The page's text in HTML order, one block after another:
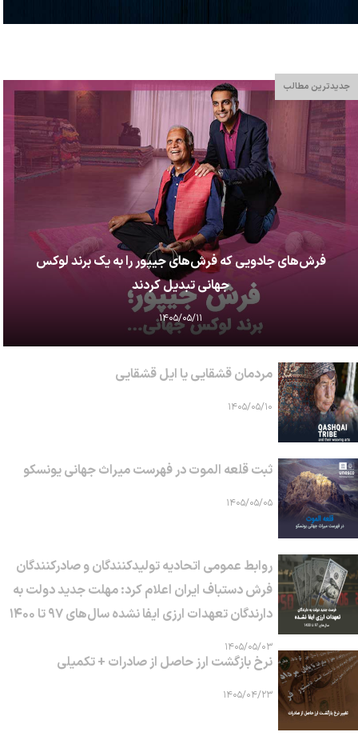
جدیدترین مطالب
فرش‌های جادویی که فرش‌های جیپور را به یک برند لوکس
جهانی تبدیل کردند
۱۴۰۵/۰۵/۱۱
مردمان قشقایی یا ایل قشقایی
۱۴۰۵/۰۵/۱۰
ثبت قلعه الموت در فهرست میراث جهانی یونسکو
۱۴۰۵/۰۵/۰۵
روابط عمومی اتحادیه تولیدکنندگان و صادرکنندگان
فرش دستباف ایران اعلام کرد: مهلت جدید دولت به
دارندگان تعهدات ارزی ایفا نشده سال‌های ۹۷ تا ۱۴۰۰
۱۴۰۵/۰۵/۰۳
نرخ بازگشت ارز حاصل از صادرات + تکمیلی
۱۴۰۵/۰۴/۲۳